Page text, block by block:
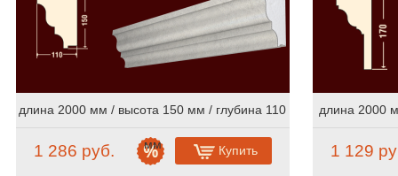
Русты
Сандрики
Скачать каталоги и прайс-лист
длина 2000 мм / высота 150 мм / глубина 110
мм
1 286 руб. Купить
длина 2000
1 129